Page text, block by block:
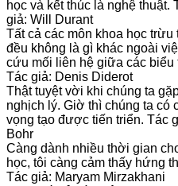
học và kết thúc là nghệ thuật.
giả: Will Durant
Tất cả các môn khoa học trừu
đều không là gì khác ngoài
cứu mối liên hệ giữa các biểu
Tác giả: Denis Diderot
Thật tuyệt vời khi chúng ta
nghịch lý. Giờ thì chúng ta có
vọng tạo được tiến triển. Tác
Bohr
Càng dành nhiều thời gian
học, tôi càng cảm thấy hứng
Tác giả: Maryam Mirzakhani